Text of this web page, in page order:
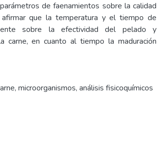
de faenamientos sobre la calidad
que la temperatura y el tiempo de
sobre la efectividad del pelado y
carne, en cuanto al tiempo la maduración
microorganismos, análisis fisicoquímicos